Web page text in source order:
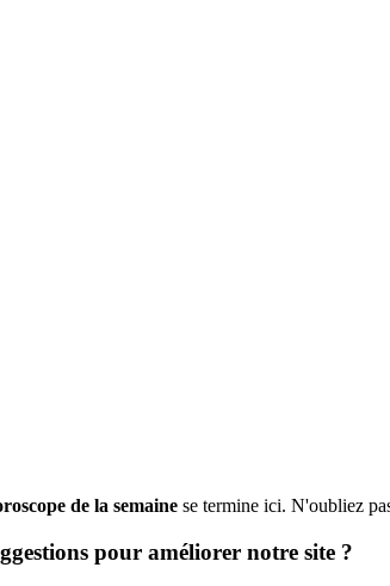
de la semaine se termine ici. N'oubliez
pour améliorer notre site ?